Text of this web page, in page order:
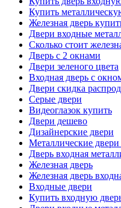
Купить
Железная дверь
Двери входные
Сколько стоит
Дверь с 2 окнами
Двери зеленого цвета
Входная дверь с
Двери скидка
Серые двери
Видеоглазок купить
Двери дешево
Дизайнерские двери
Металлические
Дверь входная
Железная дверь
Железная дверь
Входные двери
Купить входную